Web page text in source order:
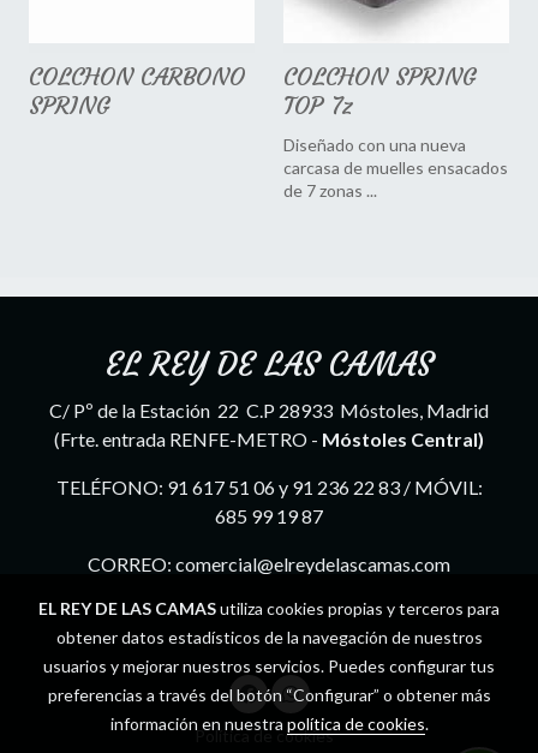
COLCHON CARBONO
SPRING
COLCHON SPRING
TOP 7z
Diseñado con una nueva
carcasa de muelles ensacados
de 7 zonas ...
EL REY DE LAS CAMAS
C/ Pº de la Estación 22 C.P 28933 Móstoles, Madrid
(Frte. entrada RENFE-METRO - Móstoles Central)
TELÉFONO: 91 617 51 06 y 91 236 22 83 / MÓVIL:
685 99 19 87
CORREO: comercial@elreydelascamas.com
Política de cookies
EL REY DE LAS CAMASutiliza cookies propias y terceros para
obtener datos estadísticos de la navegación de nuestros
usuarios y mejorar nuestros servicios. Puedes configurar tus
preferencias a través del botón “Configurar” o obtener más
información en nuestra política de cookies.